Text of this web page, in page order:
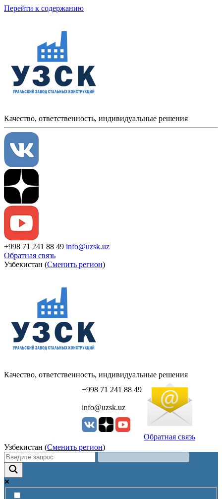
Перейти к содержанию
Качество, ответственность, индивидуальные решения
+998 71 241 88 49 info@uzsk.uz
Обратная связь
Узбекистан (Сменить регион)
Качество, ответственность, индивидуальные решения
+998 71 241 88 49
info@uzsk.uz
Обратная связь
Узбекистан (Сменить регион)